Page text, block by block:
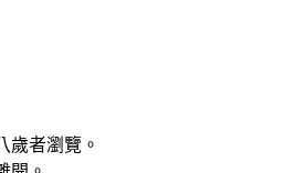
歲者瀏覽。